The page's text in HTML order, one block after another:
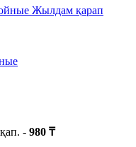
Жылдам қарап
қап. - 980 ₸